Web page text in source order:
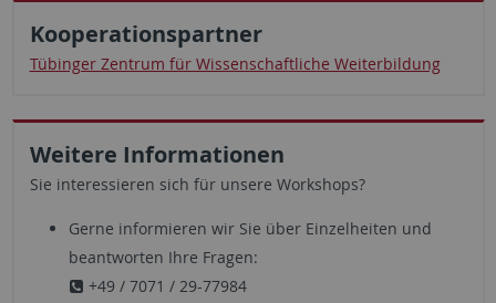
Kooperationspartner
Tübinger Zentrum für Wissenschaftliche Weiterbildung
Weitere Informationen
Sie interessieren sich für unsere Workshops?
Gerne informieren wir Sie über Einzelheiten und
beantworten Ihre Fragen:
+49 / 7071 / 29-77984